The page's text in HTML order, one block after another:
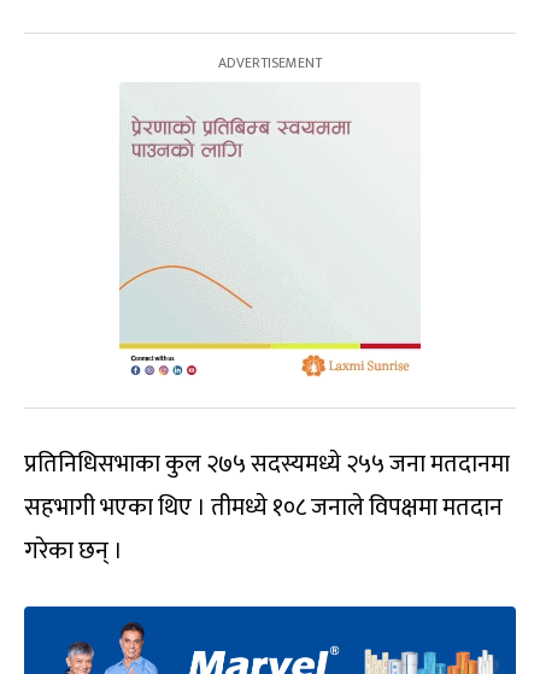
प्रतिनिधिसभाका कुल २७५ सदस्यमध्ये २५५ जना मतदानमा
सहभागी भएका थिए । तीमध्ये १०८ जनाले विपक्षमा मतदान
गरेका छन् ।